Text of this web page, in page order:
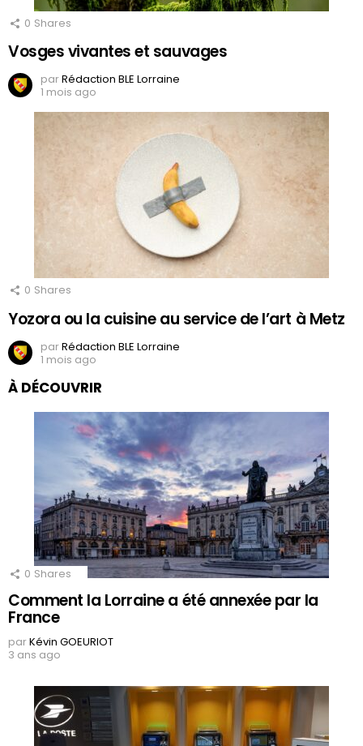
0 Shares
Vosges vivantes et sauvages
parRédaction BLE Lorraine
1 mois ago
0 Shares
Yozora ou la cuisine au service de l’art à Metz
parRédaction BLE Lorraine
1 mois ago
À DÉCOUVRIR
0 Shares
Comment la Lorraine a été annexée par la
France
parKévin GOEURIOT
3 ans ago